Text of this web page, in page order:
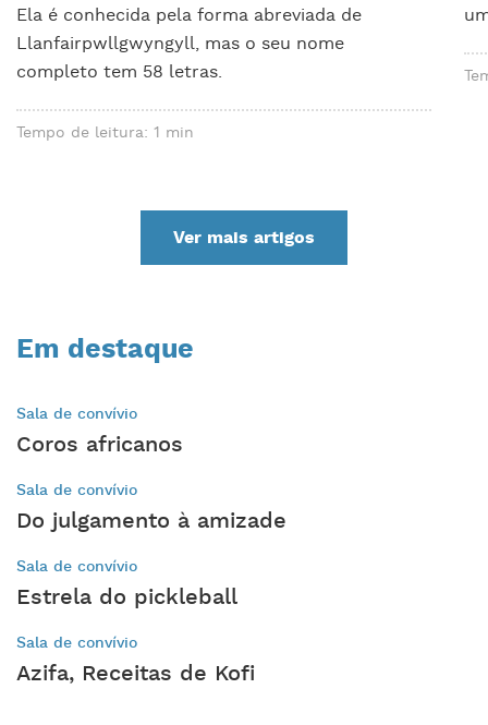
Em destaque
Sala de convívio
Coros africanos
Sala de convívio
Do julgamento à amizade
Sala de convívio
Estrela do pickleball
Sala de convívio
Azifa, Receitas de Kofi
Ela é conhecida pela forma abreviada de
Llanfairpwllgwyngyll, mas o seu nome
completo tem 58 letras.
Tempo de leitura: 1 min
Ver mais artigos